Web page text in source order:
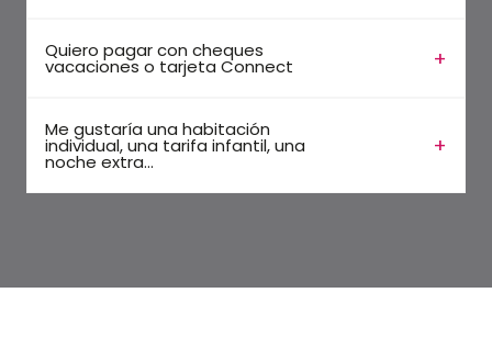
Quiero pagar con cheques
vacaciones o tarjeta Connect
Me gustaría una habitación
individual, una tarifa infantil, una
noche extra...